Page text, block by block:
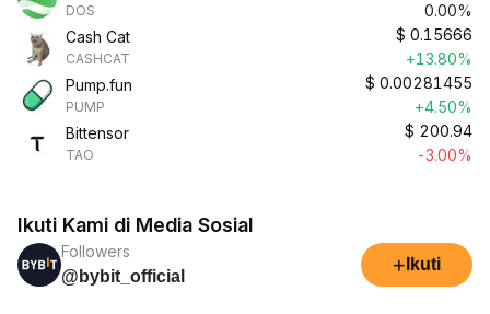
DOS
0.00%
Cash Cat
CASHCAT
$ 0.15666
+13.80%
Pump.fun
PUMP
$ 0.00281455
+4.50%
Bittensor
TAO
$ 200.94
-3.00%
Ikuti Kami di Media Sosial
Followers
@bybit_official
+ Ikuti